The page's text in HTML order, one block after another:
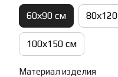
60х90 см 80х120
100х150 см
Материал изделия